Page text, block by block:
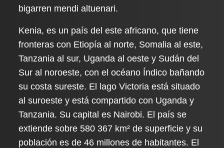
bigarren mendi altuenari.
Kenia, es un país del este africano, que tiene
fronteras con Etiopía al norte, Somalia al este,
Tanzania al sur, Uganda al oeste y Sudán del
Sur al noroeste, con el océano Índico bañando
su costa sureste. El lago Victoria está situado
al suroeste y está compartido con Uganda y
Tanzania. Su capital es Nairobi. El país se
extiende sobre 580 367 km² de superficie y su
población es de 46 millones de habitantes. El